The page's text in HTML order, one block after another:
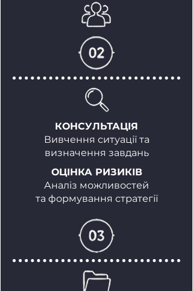
КОНСУЛЬТАЦІЯ
Вивчення ситуації та
визначення завдань
ОЦІНКА РИЗИКІВ
Аналіз можливостей
та формування стратегії